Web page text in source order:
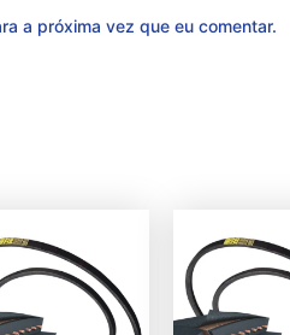
a próxima vez que eu comentar.